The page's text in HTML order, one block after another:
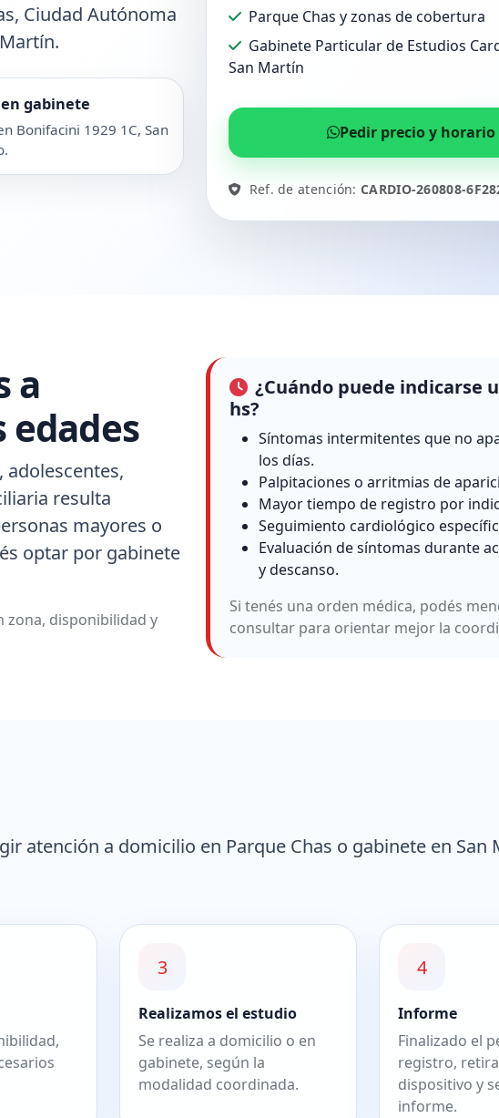
Ciudad Autónoma
gabinete
Bonifacini 1929 1C, San
Parque Chas y zonas de cobertura
Gabinete Particular de Estudios
San Martín
Pedir precio y horario
Ref. de atención:CARDIO-260808-
a
edades
adolescentes,
resulta
mayores o
optar por gabinete
zona, disponibilidad y
¿Cuándo puede indicarse
hs?
Síntomas intermitentes que no
los días.
Palpitaciones o arritmias de
Mayor tiempo de registro por
Seguimiento cardiológico
Evaluación de síntomas durante
y descanso.
Si tenés una orden médica, podés
consultar para orientar mejor la
atención a domicilio en Parque Chas o gabinete en San
3
Realizamos el estudio
Se realiza a domicilio o en
gabinete, según la
modalidad coordinada.
4
Informe
Finalizado el
registro,
dispositivo y
informe.